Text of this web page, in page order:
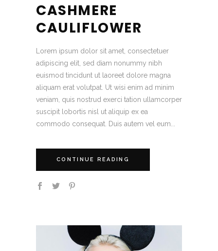
CASHMERE
CAULIFLOWER
Lorem ipsum dolor sit amet, consectetuer
adipiscing elit, sed diam nonummy nibh
euismod tincidunt ut laoreet dolore magna
aliquam erat volutpat. Ut wisi enim ad minim
veniam, quis nostrud exerci tation ullamcorper
suscipit lobortis nisl ut aliquip ex ea
commodo consequat. Duis autem vel eum...
CONTINUE READING